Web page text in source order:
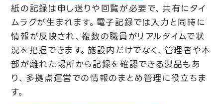
紙の記録は申し送りや回覧が必要で、共有にタイ
ムラグが生まれます。電子記録では入力と同時に
情報が反映され、複数の職員がリアルタイムで状
況を把握できます。施設内だけでなく、管理者や本
部が離れた場所から記録を確認できる製品もあ
り、多拠点運営での情報のまとめ管理に役立ちま
す。